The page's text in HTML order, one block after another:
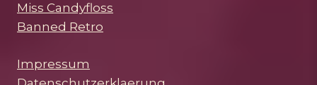
Miss Candyfloss
Banned Retro
Impressum